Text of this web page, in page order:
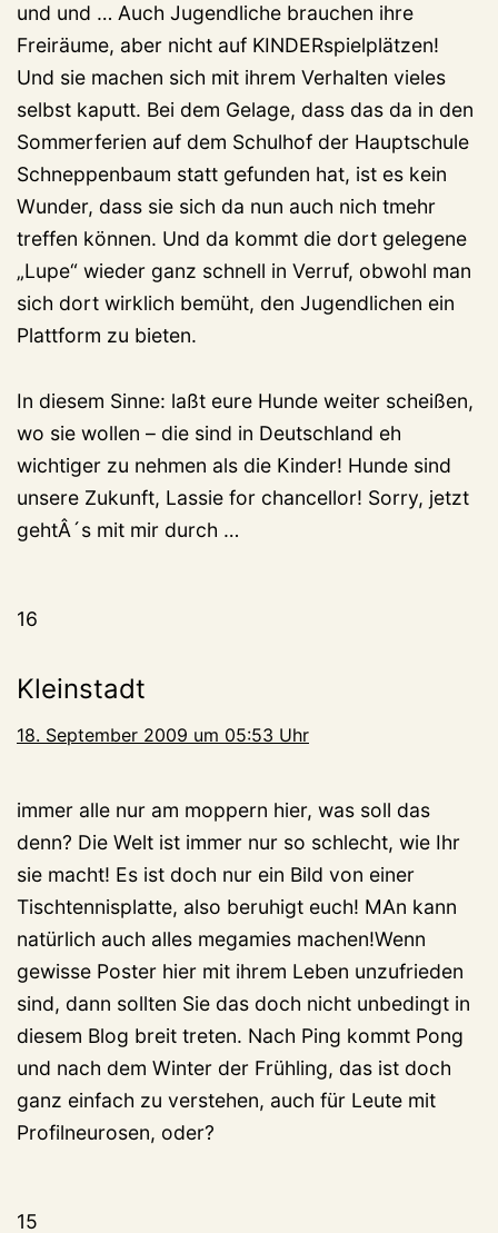
und und … Auch Jugendliche brauchen ihre
Freiräume, aber nicht auf KINDERspielplätzen!
Und sie machen sich mit ihrem Verhalten vieles
selbst kaputt. Bei dem Gelage, dass das da in den
Sommerferien auf dem Schulhof der Hauptschule
Schneppenbaum statt gefunden hat, ist es kein
Wunder, dass sie sich da nun auch nich tmehr
treffen können. Und da kommt die dort gelegene
„Lupe“ wieder ganz schnell in Verruf, obwohl man
sich dort wirklich bemüht, den Jugendlichen ein
Plattform zu bieten.
In diesem Sinne: laßt eure Hunde weiter scheißen,
wo sie wollen – die sind in Deutschland eh
wichtiger zu nehmen als die Kinder! Hunde sind
unsere Zukunft, Lassie for chancellor! Sorry, jetzt
gehtÂ´s mit mir durch …
16
Kleinstadt
18. September 2009 um 05:53 Uhr
immer alle nur am moppern hier, was soll das
denn? Die Welt ist immer nur so schlecht, wie Ihr
sie macht! Es ist doch nur ein Bild von einer
Tischtennisplatte, also beruhigt euch! MAn kann
natürlich auch alles megamies machen!Wenn
gewisse Poster hier mit ihrem Leben unzufrieden
sind, dann sollten Sie das doch nicht unbedingt in
diesem Blog breit treten. Nach Ping kommt Pong
und nach dem Winter der Frühling, das ist doch
ganz einfach zu verstehen, auch für Leute mit
Profilneurosen, oder?
15